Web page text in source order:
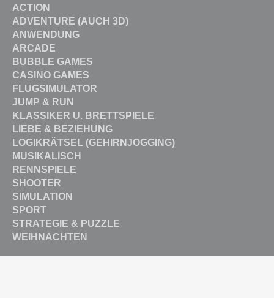
ACTION
ADVENTURE (AUCH 3D)
ANWENDUNG
ARCADE
BUBBLE GAMES
CASINO GAMES
FLUGSIMULATOR
JUMP & RUN
KLASSIKER U. BRETTSPIELE
LIEBE & BEZIEHUNG
LOGIKRÄTSEL (GEHIRNJOGGING)
MUSIKALISCH
RENNSPIELE
SHOOTER
SIMULATION
SPORT
STRATEGIE & PUZZLE
WEIHNACHTEN